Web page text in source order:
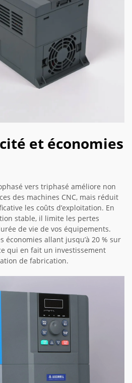
et économies
vers triphasé améliore non
des machines CNC, mais réduit
les coûts d’exploitation. En
stable, il limite les pertes
de vie de vos équipements.
économies allant jusqu’à 20 % sur
qui en fait un investissement
de fabrication.